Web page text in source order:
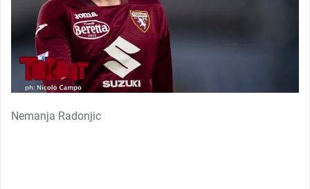
Nemanja Radonjic